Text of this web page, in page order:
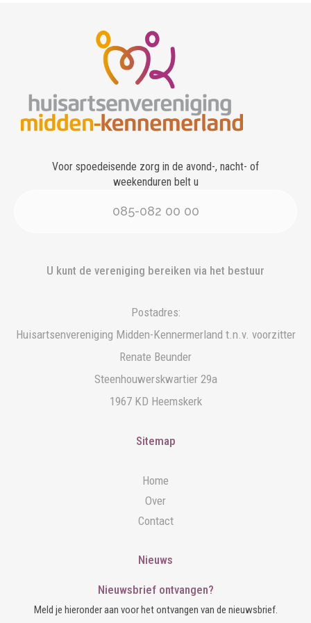
Voor spoedeisende zorg in de avond-, nacht- of
weekenduren belt u
085-082 00 00
U kunt de vereniging bereiken via het bestuur
Postadres:
Huisartsenvereniging Midden-Kennermerland t.n.v. voorzitter
Renate Beunder
Steenhouwerskwartier 29a
1967 KD Heemskerk
Sitemap
Home
Over
Contact
Nieuws
Nieuwsbrief ontvangen?
Meld je hieronder aan voor het ontvangen van de nieuwsbrief.